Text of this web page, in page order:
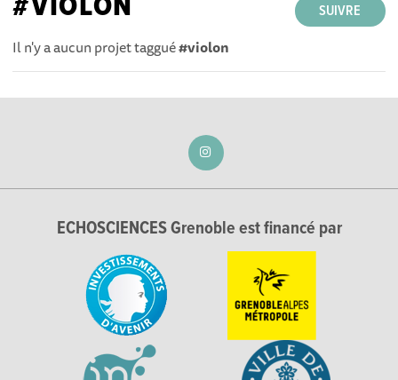
SUIVRE
Il n'y a aucun projet taggué#violon
ECHOSCIENCES Grenoble est financé par